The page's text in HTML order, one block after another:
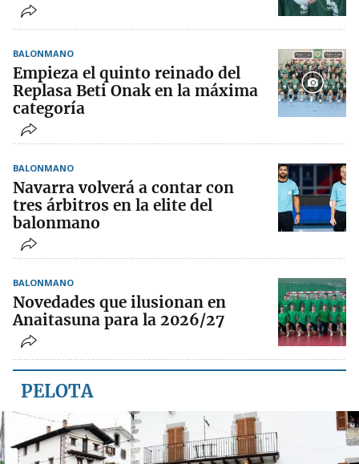
BALONMANO
Empieza el quinto reinado del
Replasa Beti Onak en la máxima
categoría
BALONMANO
Navarra volverá a contar con
tres árbitros en la elite del
balonmano
BALONMANO
Novedades que ilusionan en
Anaitasuna para la 2026/27
PELOTA